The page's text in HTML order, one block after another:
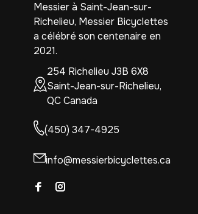
Messier à Saint-Jean-sur-
Richelieu, Messier Bicyclettes
a célébré son centenaire en
2021.
254 Richelieu J3B 6X8
Saint-Jean-sur-Richelieu,
QC Canada
(450) 347-4925
info@messierbicyclettes.ca